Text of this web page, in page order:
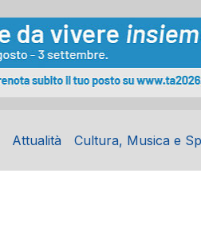
Attualità Cultura, Musica e